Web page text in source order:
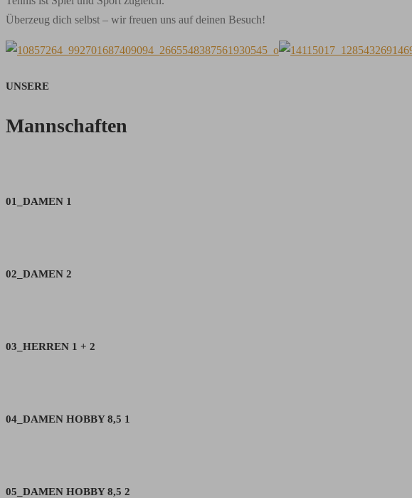
Überzeug dich selbst – wir freuen uns auf deinen Besuch!
UNSERE
Mannschaften
01_DAMEN 1
02_DAMEN 2
03_HERREN 1 + 2
04_DAMEN HOBBY 8,5 1
05_DAMEN HOBBY 8,5 2